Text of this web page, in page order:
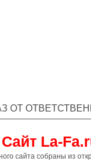
ОТ
Сайт La-
сайта собраны из